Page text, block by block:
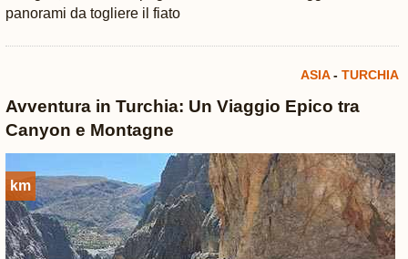
panorami da togliere il fiato
ASIA- TURCHIA
Avventura in Turchia: Un Viaggio Epico tra
Canyon e Montagne
km